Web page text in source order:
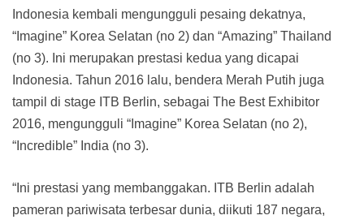
Indonesia kembali mengungguli pesaing dekatnya,
“Imagine” Korea Selatan (no 2) dan “Amazing” Thailand
(no 3). Ini merupakan prestasi kedua yang dicapai
Indonesia. Tahun 2016 lalu, bendera Merah Putih juga
tampil di stage ITB Berlin, sebagai The Best Exhibitor
2016, mengungguli “Imagine” Korea Selatan (no 2),
“Incredible” India (no 3).
“Ini prestasi yang membanggakan. ITB Berlin adalah
pameran pariwisata terbesar dunia, diikuti 187 negara,